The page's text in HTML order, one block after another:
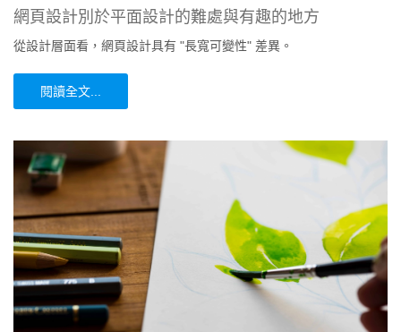
網頁設計別於平面設計的難處與有趣的地方
從設計層面看，網頁設計具有 "長寬可變性" 差異。
閱讀全文...